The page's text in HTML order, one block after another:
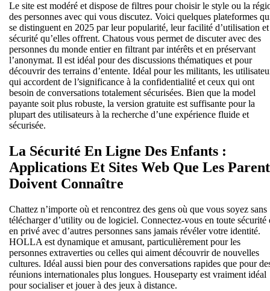
Le site est modéré et dispose de filtres pour choisir le style ou la
des personnes avec qui vous discutez. Voici quelques plateformes
se distinguent en 2025 par leur popularité, leur facilité d’utilisation
sécurité qu’elles offrent. Chatous vous permet de discuter avec des
personnes du monde entier en filtrant par intérêts et en préservant
l’anonymat. Il est idéal pour des discussions thématiques et pour
découvrir des terrains d’entente. Idéal pour les militants, les
qui accordent de l’significance à la confidentialité et ceux qui ont
besoin de conversations totalement sécurisées. Bien que la model
payante soit plus robuste, la version gratuite est suffisante pour la
plupart des utilisateurs à la recherche d’une expérience fluide et
sécurisée.
La Sécurité En Ligne Des Enfants :
Applications Et Sites Web Que Les
Doivent Connaître
Chattez n’importe où et rencontrez des gens où que vous soyez sans
télécharger d’utility ou de logiciel. Connectez-vous en toute sécurité
en privé avec d’autres personnes sans jamais révéler votre identité.
HOLLA est dynamique et amusant, particulièrement pour les
personnes extraverties ou celles qui aiment découvrir de nouvelles
cultures. Idéal aussi bien pour des conversations rapides que pour
réunions internationales plus longues. Houseparty est vraiment idéal
pour socialiser et jouer à des jeux à distance.